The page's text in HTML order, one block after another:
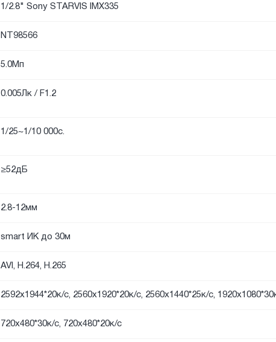
1/2.8" Sony STARVIS IMX335
NT98566
5.0Мп
0.005Лк / F1.2
1/25~1/10 000с.
≥52дБ
2.8-12мм
smart ИК до 30м
AVI, H.264, H.265
2592x1944*20к/с, 2560x1920*20к/с, 2560x1440*25к/с,
720х480*30к/с, 720x480*20к/с